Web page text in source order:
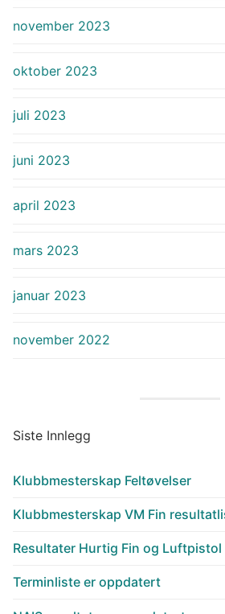
november 2023
oktober 2023
juli 2023
juni 2023
april 2023
mars 2023
januar 2023
november 2022
Siste Innlegg
Klubbmesterskap Feltøvelser
Klubbmesterskap VM Fin
Resultater Hurtig Fin og
Terminliste er oppdatert